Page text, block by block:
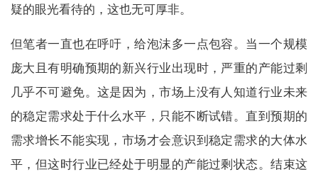
疑的眼光看待的，这也无可厚非。
但笔者一直也在呼吁，给泡沫多一点包容。当一个规模
庞大且有明确预期的新兴行业出现时，严重的产能过剩
几乎不可避免。这是因为，市场上没有人知道行业未来
的稳定需求处于什么水平，只能不断试错。直到预期的
需求增长不能实现，市场才会意识到稳定需求的大体水
平，但这时行业已经处于明显的产能过剩状态。结束这